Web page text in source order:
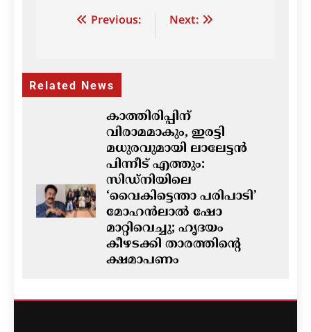
Post Previous: Next:
Related News
കാത്തിരിപ്പിന്
വിരാമമാകും, ഇരട്ടി
മധുരവുമായി ലാലേട്ടൻ
പിന്നീട് എത്തും:
സിഡ്നിയിലെ
‘വൈകിട്ടെന്താ പരിപാടി’
മോഹൻലാൽ ഷോ
മാറ്റിവെച്ചു; ഹൃദയം
കീഴടക്കി താരത്തിന്റെ
ക്ഷമാപണം